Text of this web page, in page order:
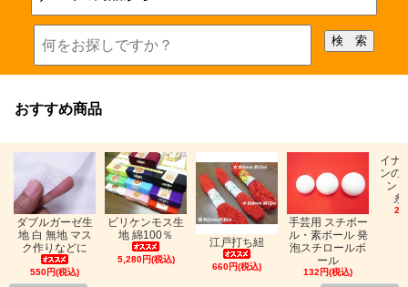
おすすめ商品
ダブルガーゼ生
地 白 無地 マス
ク作りなどに
550円(税込)
ビリケンモス生
地 綿100％
5,280円(税込)
江戸打ち紐
660円(税込)
手芸用 スチボー
ル・素ボール 発
泡スチロールボ
ール
132円(税込)
イナ
ンの
ン
糸